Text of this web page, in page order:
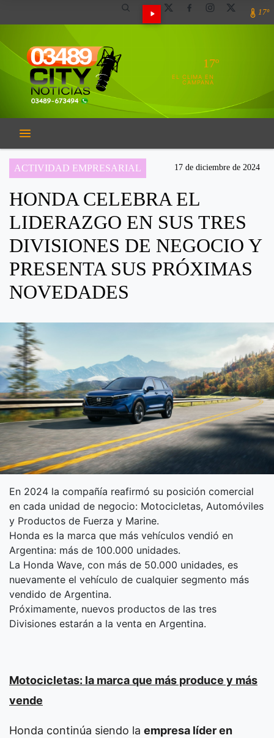
17º
17º
EL CLIMA EN
CAMPANA
ACTIVIDAD EMPRESARIAL 17 de diciembre de 2024
HONDA CELEBRA EL
LIDERAZGO EN SUS TRES
DIVISIONES DE NEGOCIO Y
PRESENTA SUS PRÓXIMAS
NOVEDADES
En 2024 la compañía reafirmó su posición comercial
en cada unidad de negocio: Motocicletas, Automóviles
y Productos de Fuerza y Marine.
Honda es la marca que más vehículos vendió en
Argentina: más de 100.000 unidades.
La Honda Wave, con más de 50.000 unidades, es
nuevamente el vehículo de cualquier segmento más
vendido de Argentina.
Próximamente, nuevos productos de las tres
Divisiones estarán a la venta en Argentina.
Motocicletas: la marca que más produce y más
vende
Honda continúa siendo la empresa líder en